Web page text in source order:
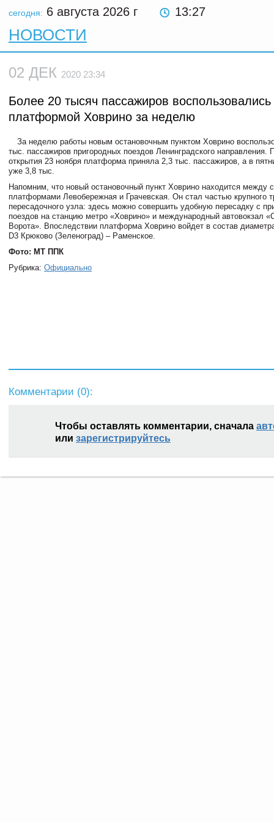
сегодня: 6 августа 2026 г 13:27
НОВОСТИ
02 ДЕК 2020 23:34
Более 20 тысяч пассажиров
платформой Ховрино за неделю
За неделю работы новым остановочным пунктом Ховрино
тыс. пассажиров пригородных поездов Ленинградского направления.
открытия 23 ноября платформа приняла 2,3 тыс. пассажиров, а в
уже 3,8 тыс.
Напомним, что новый остановочный пункт Ховрино находится
платформами Левобережная и Грачевская. Он стал частью крупного
пересадочного узла: здесь можно совершить удобную пересадку с
поездов на станцию метро «Ховрино» и международный автовокзал
Ворота». Впоследствии платформа Ховрино войдет в состав
D3 Крюково (Зеленоград) – Раменское.
Фото: МТ ППК
Рубрика: Официально
Комментарии (0):
Чтобы оставлять комментарии, сначала
или зарегистрируйтесь